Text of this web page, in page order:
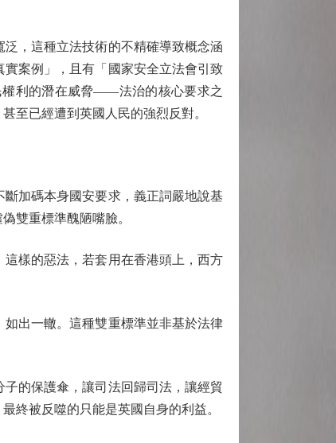
，這種立法技術的不精確導致概念涵
案例」，且有「國家安全立法會引致
權利的潛在威脅——法治的核心要求之
至已經遭到英國人民的強烈反對。
加碼本身國安要求，義正詞嚴地說基
雙重標準醜陋嘴臉。
樣的惡法，若套用在香港頭上，西方
出一轍。這種雙重標準並非基於法律
的保護傘，讓司法回歸司法，讓經貿
終被反噬的只能是英國自身的利益。